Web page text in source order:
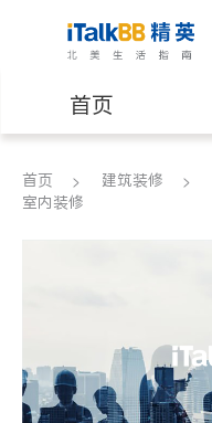
首页
医生
建筑装修
首页 建筑装修
室内装修